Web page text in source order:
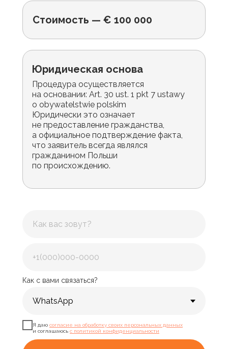
Стоимость — € 100 000
Юридическая основа
Процедура осуществляется
на основании: Art. 30 ust. 1 pkt 7 ustawy
o obywatelstwie polskim
Юридически это означает
не предоставление гражданства,
а официальное подтверждение факта,
что заявитель всегда являлся
гражданином Польши
по происхождению.
Как с вами связаться?
Я даю согласие на обработку своих персональных данных
и соглашаюсь с политикой конфиденциальности